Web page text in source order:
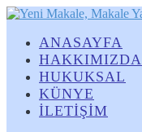
ANASAYFA
HAKKIMIZDA
HUKUKSAL
KÜNYE
İLETİŞİM